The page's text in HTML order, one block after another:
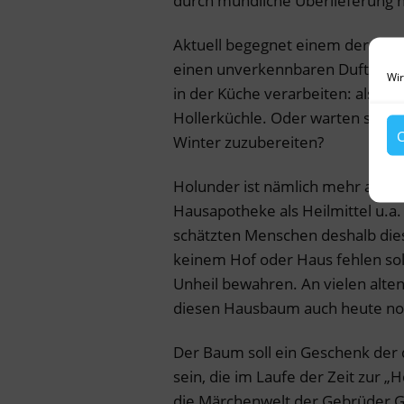
Aktuell begegnet einem der
einen unverkennbaren Duft
in der Küche verarbeiten: als
Hollerküchle. Oder warten sie
Winter zuzubereiten?
Holunder ist nämlich mehr als
Hausapotheke als Heilmittel
schätzten Menschen deshalb
keinem Hof oder Haus fehlen
Unheil bewahren. An vielen
diesen Hausbaum auch heute
Der Baum soll ein Geschenk
sein, die im Laufe der Zeit zur